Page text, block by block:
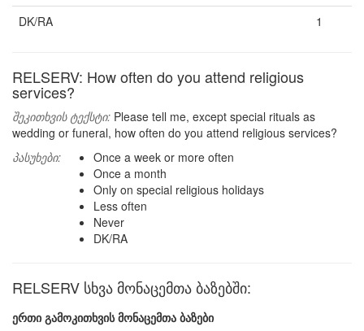
DK/RA
1
RELSERV: How often do you attend religious
services?
შეკითხვის ტექსტი: Please tell me, except special rituals as
wedding or funeral, how often do you attend religious services?
პასუხები:
Once a week or more often
Once a month
Only on special religious holidays
Less often
Never
DK/RA
RELSERV სხვა მონაცემთა ბაზებში:
ერთი გამოკითხვის მონაცემთა ბაზები